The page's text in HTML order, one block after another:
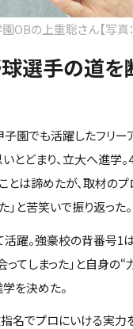
OBの上重聡さん【写真
選手の道
園でも活躍したフリ
とどまり、立大へ進
とは諦めたが、取材の
と苦笑いで振り返った。
躍。強豪校の背番号1
ってしまった」と自身の
を決めた。
名でプロにいける実力